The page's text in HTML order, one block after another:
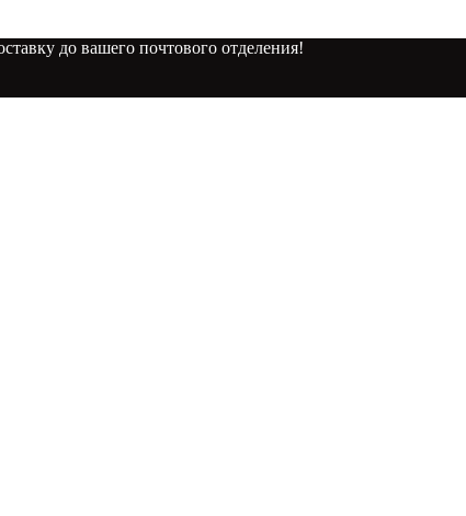
до вашего почтового отделения!